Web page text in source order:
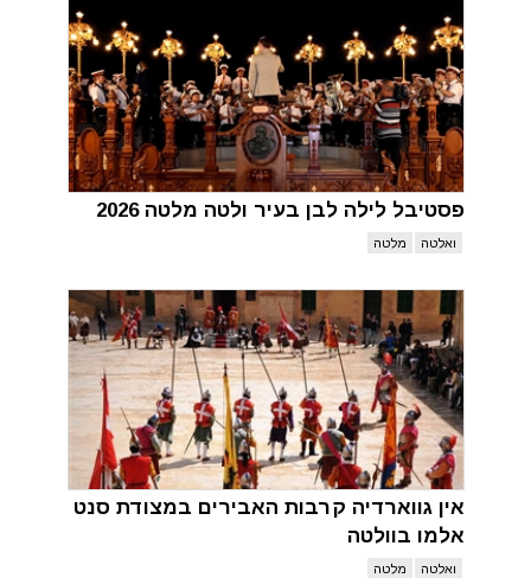
פסטיבל לילה לבן בעיר ולטה מלטה 2026
ואלטה מלטה
אין גווארדיה קרבות האבירים במצודת סנט
אלמו בוולטה
ואלטה מלטה